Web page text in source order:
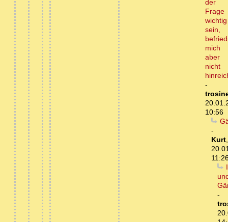
der
Frage
wichtig
sein,
mich
aber
nicht
-
10:56
-
Kurt,
-